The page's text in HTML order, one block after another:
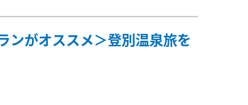
ンがオススメ＞登別温泉旅を